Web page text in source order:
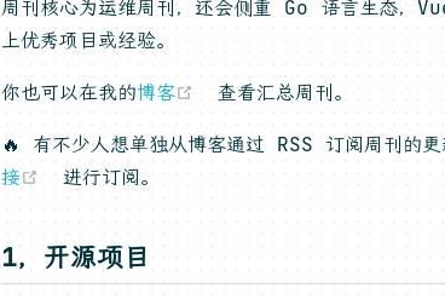
周刊核心为运维周刊，还会侧重 Go 语言生态，
上优秀项目或经验。
你也可以在我的博客 (opens new window)
查看汇总周刊。
🔥 有不少人想单独从博客通过 RSS 订阅周刊的
接
(opens new window)
进行订阅。
1，开源项目